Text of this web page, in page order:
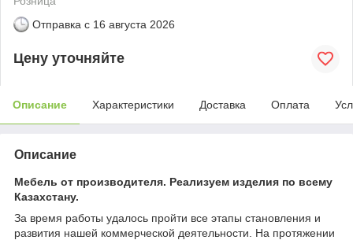
Отправка с 16 августа 2026
Цену уточняйте
Описание Характеристики Доставка Оплата
Описание
Мебель от производителя. Реализуем изделия по всему
Казахстану.
За время работы удалось пройти все этапы становления и
развития нашей коммерческой деятельности. На протяжении